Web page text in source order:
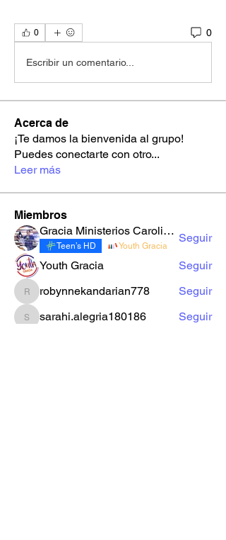
0 0
Escribir un comentario...
Acerca de
¡Te damos la bienvenida al grupo!
Puedes conectarte con otro...
Leer más
Miembros
Gracia Ministerios Carolingia
Teen’s HD Youth Gracia
Seguir
Youth Gracia Seguir
robynnekandarian778
robynnekandarian778 Seguir
sarahi.alegria180186
sarahi.alegria180186
Seguir